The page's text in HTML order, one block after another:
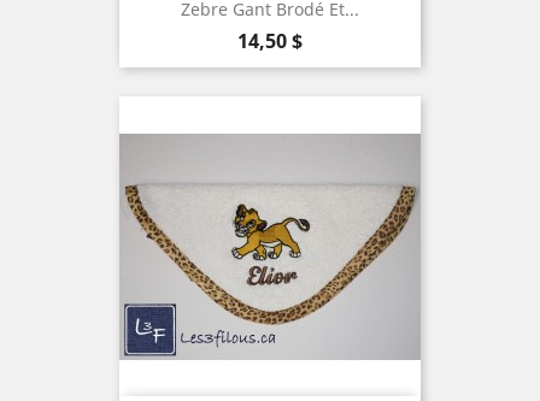
Zebre Gant Brodé Et...
Prix
14,50 $